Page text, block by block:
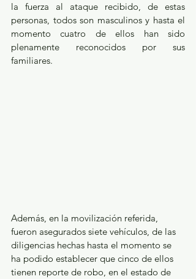
la fuerza al ataque recibido, de estas
personas, todos son masculinos y hasta el
momento cuatro de ellos han sido
plenamente reconocidos por sus
familiares.
Además, en la movilización referida,
fueron asegurados siete vehículos, de las
diligencias hechas hasta el momento se
ha podido establecer que cinco de ellos
tienen reporte de robo, en el estado de